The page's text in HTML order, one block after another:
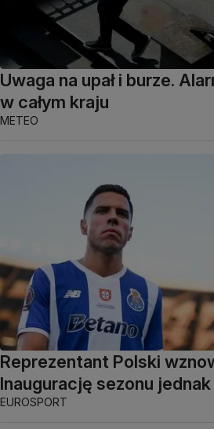
Uwaga na upał i burze.
w całym kraju
METEO
Reprezentant Polski
Inaugurację sezonu
EUROSPORT